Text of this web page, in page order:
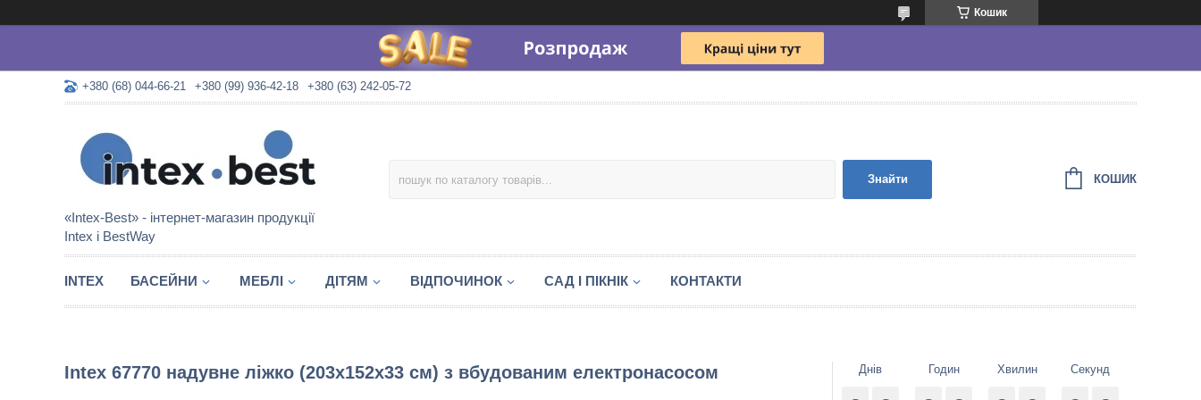
Кошик
+380 (68) 044-66-21 +380 (99) 936-42-18 +380 (63) 242-05-72
«Intex-Best» - інтернет-магазин продукції
Intex і BestWay
Знайти КОШИК
INTEX БАСЕЙНИ МЕБЛІ ДІТЯМ ВІДПОЧИНОК САД І ПІКНІК КОНТАКТИ
Intex 67770 надувне ліжко (203x152x33 см) з вбудованим електронасосом Днів Годин Хвилин Секунд